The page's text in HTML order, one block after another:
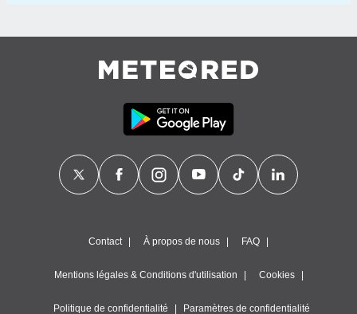
Contact À propos de nous FAQ
Mentions légales & Conditions d'utilisation Cookies
Politique de confidentialité Paramètres de confidentialité